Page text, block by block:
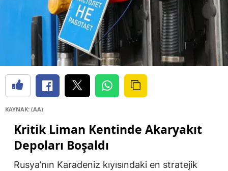
KAYNAK: (AA)
Kritik Liman Kentinde Akaryakıt
Depoları Boşaldı
Rusya’nın Karadeniz kıyısındaki en stratejik